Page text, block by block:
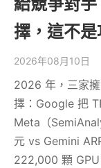
給競爭對
擇，這不
2026年08月10日
2026 年，三家
擇：Google 把
Meta（
元 vs Gemini
222,000 顆